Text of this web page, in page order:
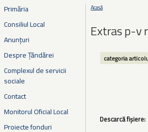
Primăria
Consiliul Local
Anunțuri
Despre Țăndărei
Complexul de servicii
sociale
Contact
Monitorul Oficial Local
Proiecte fonduri
Eşti aici
Acasă
Extras p-v
categoria
Descarcă fișiere: